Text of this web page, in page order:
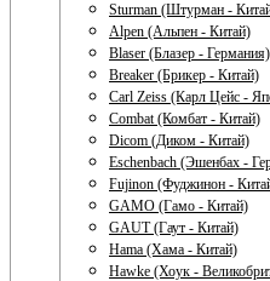
Sturman (Штурман -
Alpen (Альпен - Китай)
Blaser (Блазер - Германия)
Breaker (Брикер - Китай)
Carl Zeiss (Карл Цейс -
Combat (Комбат - Китай)
Dicom (Диком - Китай)
Eschenbach (Эшенбах -
Fujinon (Фуджинон -
GAMO (Гамо - Китай)
GAUT (Гаут - Китай)
Hama (Хама - Китай)
Hawke (Хоук -